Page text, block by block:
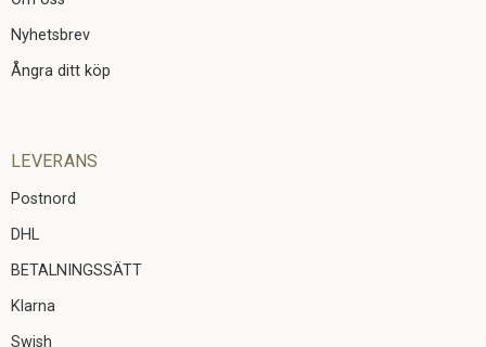
Nyhetsbrev
Ångra ditt köp
LEVERANS
Postnord
DHL
BETALNINGSSÄTT
Klarna
Swish